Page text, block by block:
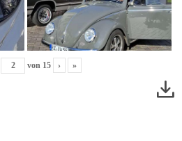
von 15 › »